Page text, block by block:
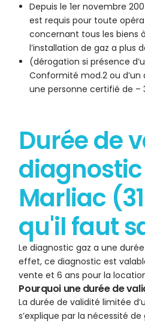
Depuis le 1er novembre
est requis pour toute
concernant tous les biens
l’installation de gaz a plus
(dérogation si présence
Conformité mod.2 ou
une personne certifié de –
Durée de
Marliac
qu'il faut
Le diagnostic gaz a une
effet, ce diagnostic est
vente et 6 ans pour la
Pourquoi une durée de
La durée de validité limitée
s’explique par la nécessité